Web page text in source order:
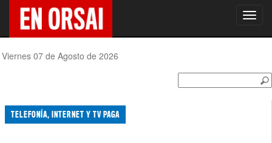
Viernes 07 de Agosto de 2026
TELEFONÍA, INTERNET Y TV PAGA